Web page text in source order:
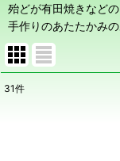
殆どが有田焼きなど
手作りのあたたかみ
31件